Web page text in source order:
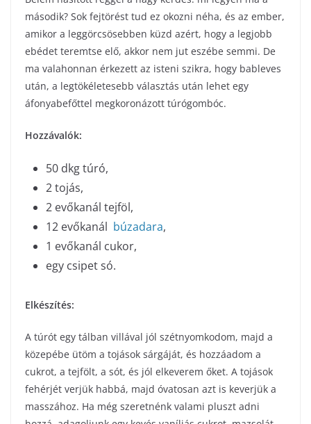
második? Sok fejtörést tud ez okozni néha, és az ember,
amikor a leggörcsösebben küzd azért, hogy a legjobb
ebédet teremtse elő, akkor nem jut eszébe semmi. De
ma valahonnan érkezett az isteni szikra, hogy bableves
után, a legtökéletesebb választás után lehet egy
áfonyabefőttel megkoronázott túrógombóc.
Hozzávalók:
50 dkg túró,
2 tojás,
2 evőkanál tejföl,
12 evőkanál búzadara,
1 evőkanál cukor,
egy csipet só.
Elkészítés:
A túrót egy tálban villával jól szétnyomkodom, majd a
közepébe ütöm a tojások sárgáját, és hozzáadom a
cukrot, a tejfölt, a sót, és jól elkeverem őket. A tojások
fehérjét verjük habbá, majd óvatosan azt is keverjük a
masszához. Ha még szeretnénk valami pluszt adni